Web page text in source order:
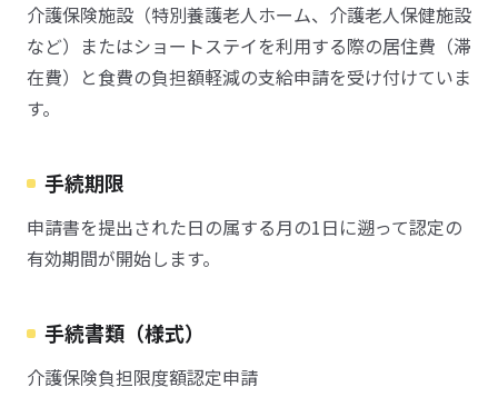
介護保険施設（特別養護老人ホーム、介護老人保健施設
など）またはショートステイを利用する際の居住費（滞
在費）と食費の負担額軽減の支給申請を受け付けていま
す。
手続期限
申請書を提出された日の属する月の1日に遡って認定の
有効期間が開始します。
手続書類（様式）
介護保険負担限度額認定申請